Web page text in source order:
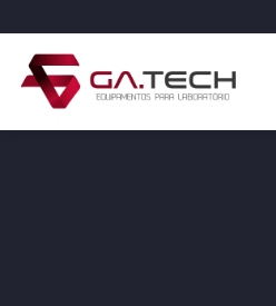
to
content